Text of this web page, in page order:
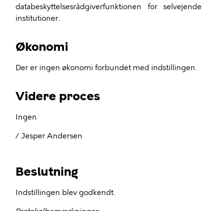
databeskyttelsesrådgiverfunktionen for selvejende
institutioner.
Økonomi
Der er ingen økonomi forbundet med indstillingen.
Videre proces
Ingen
/ Jesper Andersen
Beslutning
Indstillingen blev godkendt.